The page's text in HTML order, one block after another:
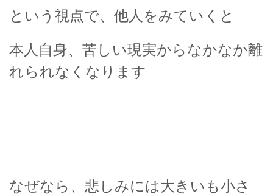
という視点で、他人をみていくと
本人自身、苦しい現実からなかなか離
れられなくなります
なぜなら、悲しみには大きいも小さ